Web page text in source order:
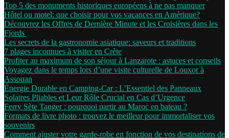
Top 5 des monuments historiques européens à ne pas manquer
Hôtel ou motel: que choisir pour vos vacances en Amérique?
Découvrez les Offres de Dernière Minute et les Croisières dans les
Fjords
Les secrets de la gastronomie asiatique: saveurs et traditions
7 plages inconnues à visiter en Crète
Profiter au maximum de son séjour à Lanzarote : astuces et conseils
Voyagez dans le temps lors d’une visite culturelle de Louxor à
Assouan
Énergie Durable en Camping-Car : L’Essentiel des Panneaux
Solaires Pliables et Leur Rôle Crucial en Cas d’Urgence
Ferry Sète Tanger : pourquoi partir au Maroc en bateau ?
Formats de livre photo : trouvez le meilleur pour immortaliser vos
souvenirs
Comment ajuster votre garde-robe en fonction de vos destinations de